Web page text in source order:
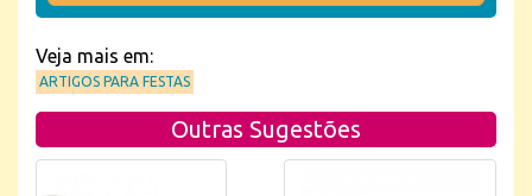
Veja mais em:
ARTIGOS PARA FESTAS
Outras Sugestões